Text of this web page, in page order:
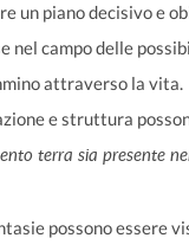
un piano decisivo e
campo delle
attraverso la
e struttura
terra sia presente
possono essere